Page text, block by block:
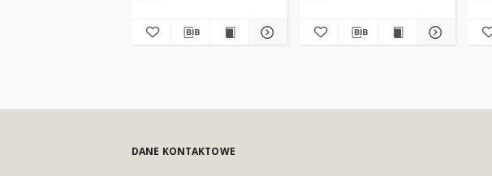
DANE KONTAKTOWE